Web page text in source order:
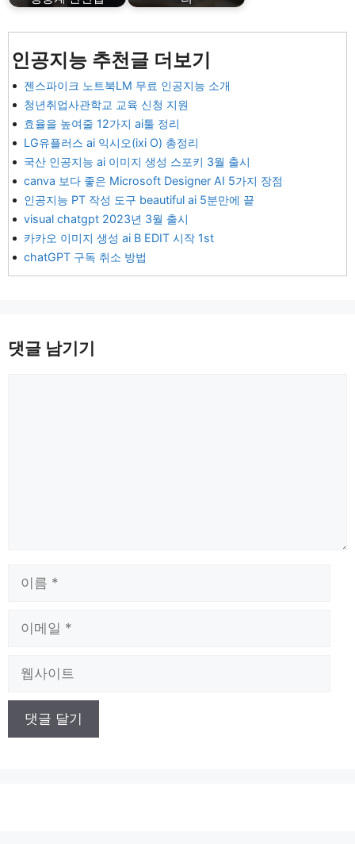
인공지능 추천글 더보기
젠스파이크 노트북LM 무료 인공지능 소개
청년취업사관학교 교육 신청 지원
효율을 높여줄 12가지 ai툴 정리
LG유플러스 ai 익시오(ixi O) 총정리
국산 인공지능 ai 이미지 생성 스포키 3월 출시
canva 보다 좋은 Microsoft Designer AI 5가지 장점
인공지능 PT 작성 도구 beautiful ai 5분만에 끝
visual chatgpt 2023년 3월 출시
카카오 이미지 생성 ai B EDIT 시작 1st
chatGPT 구독 취소 방법
댓글 남기기